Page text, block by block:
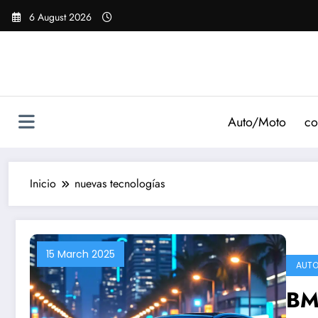
Saltar
6 August 2026
Auto/Moto
Inicio nuevas tecnologías
15 March 2025